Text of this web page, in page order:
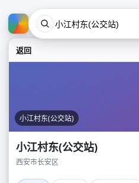
返回
小江村东(公交站)
小江村东(公交站)
西安市长安区